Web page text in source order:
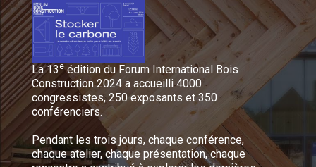
La 13eédition du Forum International Bois
Construction 2024 a accueilli 4000
congressistes, 250 exposants et 350
conférenciers.
Pendant les trois jours, chaque conférence,
chaque atelier, chaque présentation, chaque